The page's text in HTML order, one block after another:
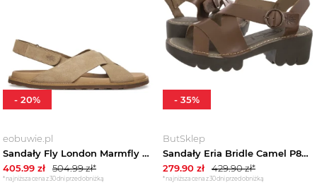
eobuwie.pl
Sandały Fly London Marmfly P145391 Beżowy
405.99 zł 504.99zł*
*najniższa cena z 30 dni przed obniżką
- 20%
ButSklep
Sandały Eria Bridle Camel P801536002 (FL414-b) FLY London
279.90 zł 429.90zł*
*najniższa cena z 30 dni przed obniżką
- 35%